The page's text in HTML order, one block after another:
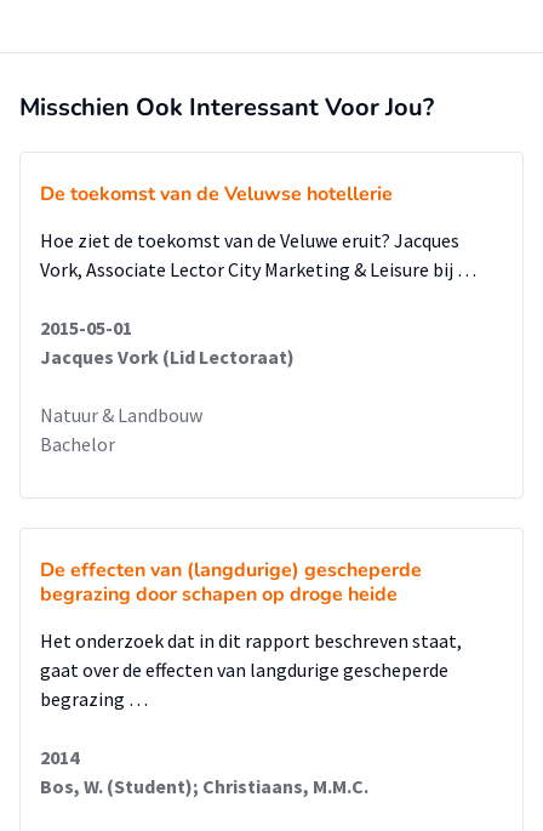
Misschien Ook Interessant Voor Jou?
De toekomst van de Veluwse hotellerie
Hoe ziet de toekomst van de Veluwe eruit? Jacques
Vork, Associate Lector City Marketing & Leisure bij …
2015-05-01
Jacques Vork (Lid Lectoraat)
Natuur & Landbouw
Bachelor
De effecten van (langdurige) gescheperde
begrazing door schapen op droge heide
Het onderzoek dat in dit rapport beschreven staat,
gaat over de effecten van langdurige gescheperde
begrazing …
2014
Bos, W. (Student); Christiaans, M.M.C.